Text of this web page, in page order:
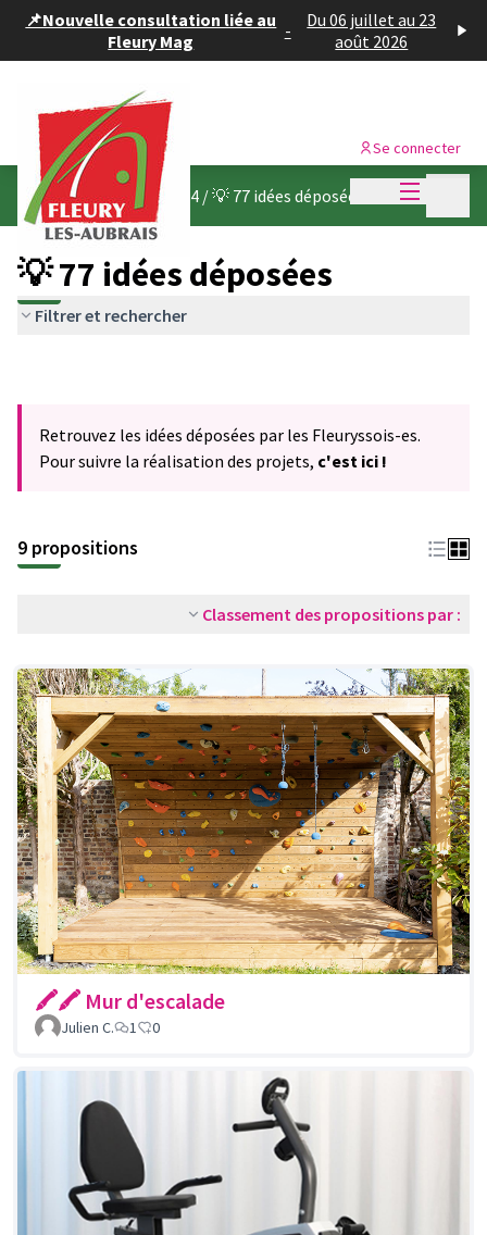
📌Nouvelle consultation liée au
Fleury Mag
-
Du 06 juillet au 23
août 2026
Menu
Se connecter
Budget participatif 2024 /💡 77 idées déposées
💡 77 idées déposées
Filtrer et rechercher
Retrouvez les idées déposées par les Fleuryssois-es.
Pour suivre la réalisation des projets, c'est ici !
9 propositions
Classement des propositions par :
🖍🖍 Mur d'escalade
Julien C. 1 0
Panneau de gestion des cookies